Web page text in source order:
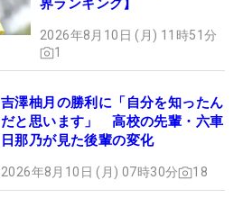
界ランキング】
2026年8月10日 (月) 11時51分
1
吉澤柚月の勝利に「自分を知ったん
だと思います」 高校の先輩・六車
日那乃が見た後輩の変化
2026年8月10日 (月) 07時30分 18